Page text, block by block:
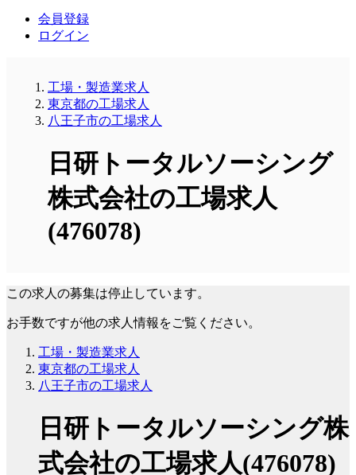
会員登録
ログイン
工場・製造業求人
東京都の工場求人
八王子市の工場求人
日研トータルソーシング
株式会社の工場求人
(476078)
この求人の募集は停止しています。
お手数ですが他の求人情報をご覧ください。
工場・製造業求人
東京都の工場求人
八王子市の工場求人
日研トータルソーシング株
式会社の工場求人(476078)